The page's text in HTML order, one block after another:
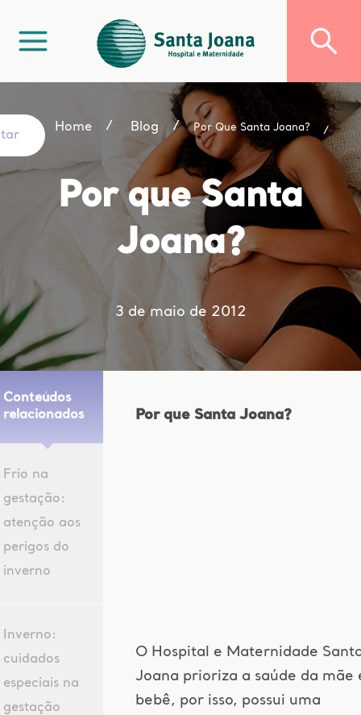
Home Blog Por Que Santa Joana?
Por que Santa
Joana?
3 de maio de 2012
Conteúdos
relacionados
Frio na
gestação:
atenção aos
perigos do
inverno
Inverno:
cuidados
especiais na
gestação
Por que Santa Joana?
O Hospital e Maternidade
Joana prioriza a saúde da mãe
bebê, por isso, possui uma